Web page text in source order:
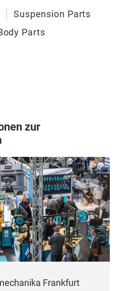
Suspension Parts
Parts
zur
Frankfurt